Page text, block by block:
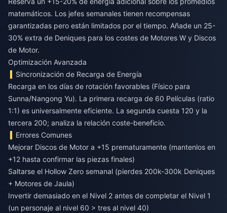
matemáticos. Los jefes semanales tienen recompensas
garantizadas pero están limitados por el tiempo. Añade un 25-
30% extra de Deniques para los costes de Motores W y Discos
de Motor.
Optimización Avanzada
Sincronización de Recarga de Energía
Recarga en los días de rotación favorables (Físico para
Sunna/Nangong Yu). La primera recarga de 60 Películas (ratio
1:1) es universalmente eficiente. La segunda cuesta 120 y la
tercera 200; analiza la relación coste-beneficio.
Errores Comunes
Mejorar Discos de Motor a +15 prematuramente (mantenlos en
+12 hasta confirmar las piezas finales)
Saltarse el Hollow Zero semanal (pierdes 200k-300k Deniques
+ Motores de Jaula)
Invertir demasiado en el Nivel 2 antes de completar el Nivel 1
(un personaje al nivel 60 > tres al nivel 40)